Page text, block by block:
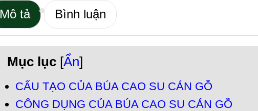
Mô tả Bình luận
Mục lục [Ẩn]
CẤU TẠO CỦA BÚA CAO SU CÁN GỖ
CÔNG DỤNG CỦA BÚA CAO SU CÁN GỖ